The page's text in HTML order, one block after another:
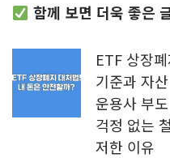
함께 보면 더욱 좋은
ETF 상장폐
기준과 자산
운용사 부도
걱정 없는 철
저한 이유